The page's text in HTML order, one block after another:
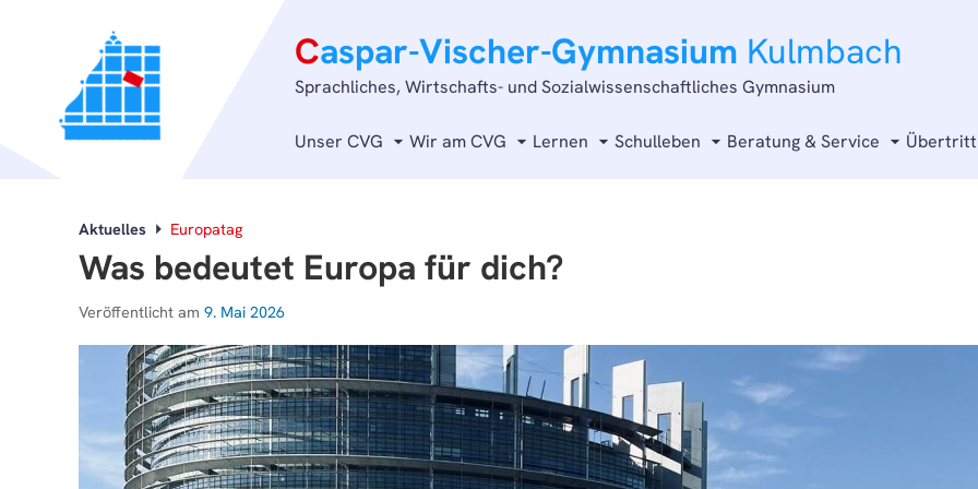
Caspar-Vischer-Gymnasium Kulmbach
Sprachliches, Wirtschafts- und Sozialwissenschaftliches Gymnasium
Unser CVG Wir am CVG Lernen Schulleben Beratung & Service Übertritt
Aktuelles Europatag
Was bedeutet Europa für dich?
Veröffentlicht am 9. Mai 2026